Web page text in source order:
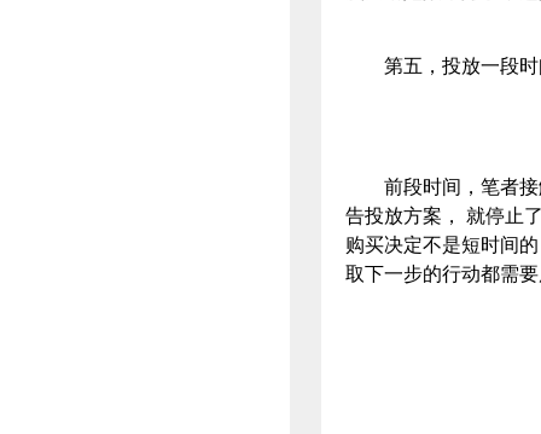
第五，投放一段时
前段时间，笔者接
告投放方案， 就停止
购买决定不是短时
取下一步的行动都需